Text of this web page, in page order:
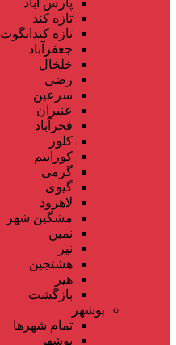
تازه کند
تازه کندانگوت
جعفرآباد
خلخال
رضی
سرعین
عنبران
فخرآباد
کلور
کوراییم
گرمی
گیوی
لاهرود
مشگین شهر
نمین
نیر
هشتجین
هیر
بازگشت
بوشهر
تمام شهر‌ها
بوشهر